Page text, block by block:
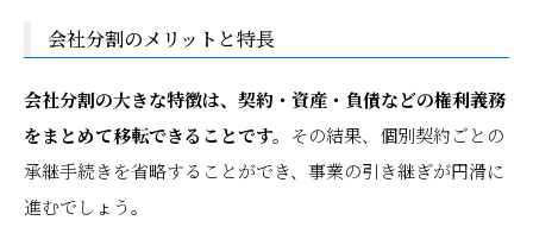
会社分割のメリットと特長
会社分割の大きな特徴は、契約・資産・負債などの権利義務
をまとめて移転できることです。 その結果、個別契約ごとの
承継手続きを省略することができ、事業の引き継ぎが円滑に
進むでしょう。